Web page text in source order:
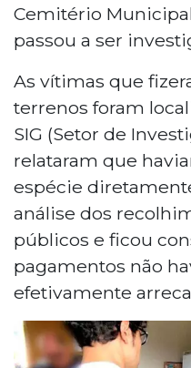
Cemitério
passou a ser
As vítimas que
terrenos foram
SIG (Setor de
relataram que
espécie
análise dos
públicos e ficou
pagamentos não
efetivamente